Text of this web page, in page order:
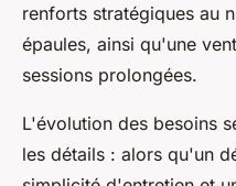
renforts stratégiques au
épaules, ainsi qu'une
sessions prolongées.
L'évolution des besoins
les détails : alors qu'un